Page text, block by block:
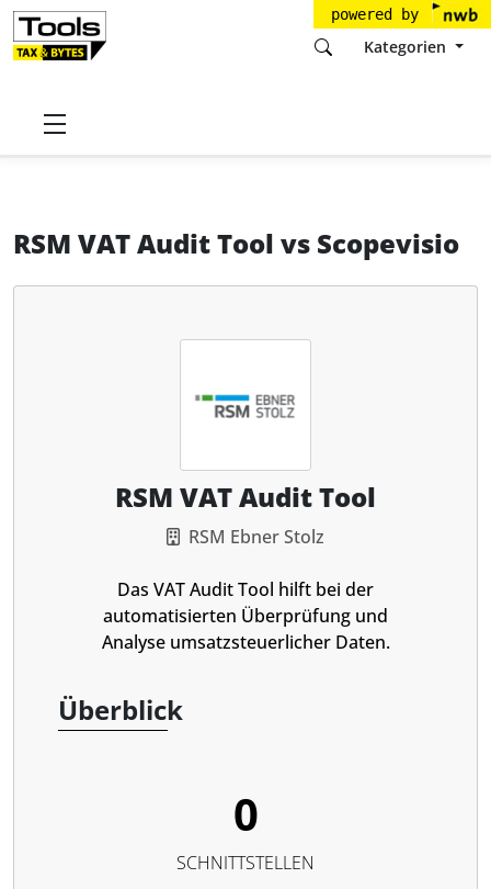
powered by
Kategorien
Startseite
RSM VAT Audit Tool vs Scopevisio
RSM VAT Audit Tool
RSM Ebner Stolz
Das VAT Audit Tool hilft bei der
automatisierten Überprüfung und
Analyse umsatzsteuerlicher Daten.
Überblick
0
SCHNITTSTELLEN